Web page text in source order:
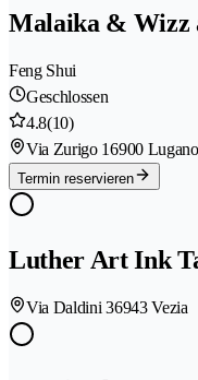
Malaika & Wizz
Feng Shui
Geschlossen
4.8(10)
Via Zurigo 16900 Lugano
Termin reservieren
Luther Art Ink
Via Daldini 36943 Vezia